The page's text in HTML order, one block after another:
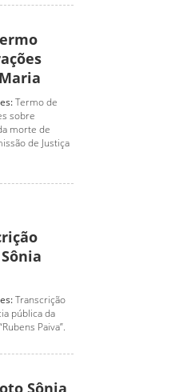
Termo de
sobre
morte de
de Justiça
Sônia
Transcrição
pública da
Paiva”.
Sônia